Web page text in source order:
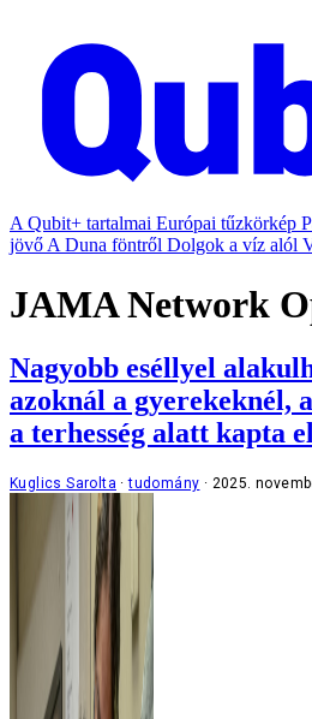
A Qubit+ tartalmai Európai tűzkörkép
jövő A Duna föntről Dolgok a víz alól
JAMA Network
Nagyobb eséllyel
azoknál a gyerekeknél,
a terhesség alatt kapta
Kuglics Sarolta tudomány 2025.